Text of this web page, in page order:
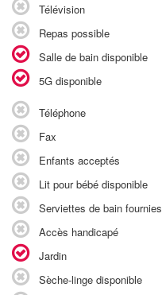
Télévision
Repas possible
Salle de bain disponible
5G disponible
Téléphone
Fax
Enfants acceptés
Lit pour bébé disponible
Serviettes de bain fournies
Accès handicapé
Jardin
Sèche-linge disponible